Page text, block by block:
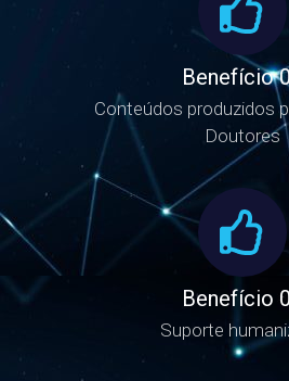
Benefício
Conteúdos produzidos
Doutores
Benefício
Suporte